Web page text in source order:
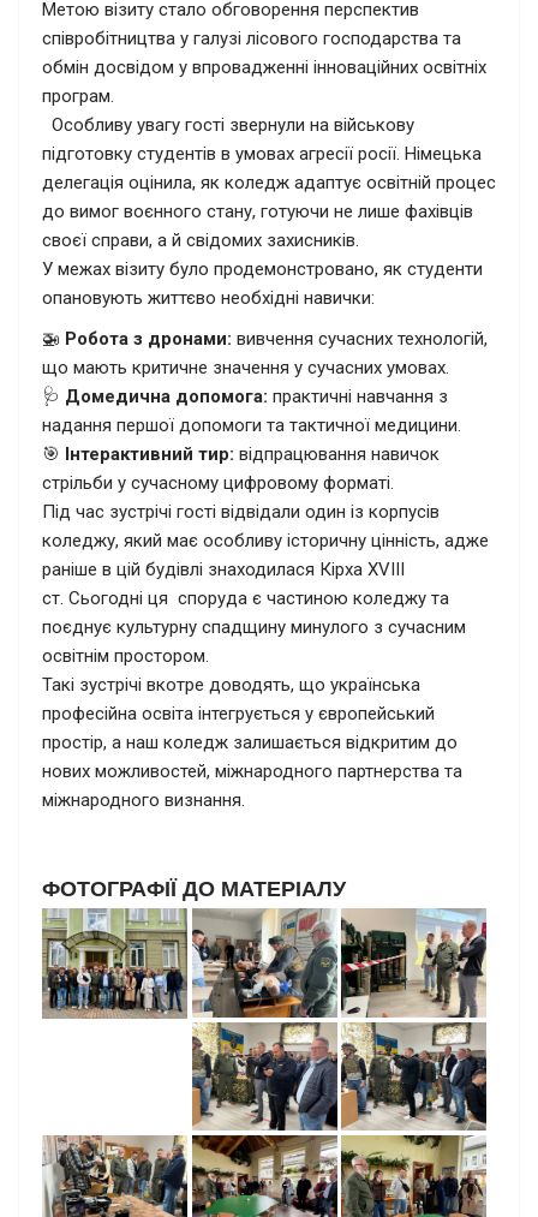
Метою візиту стало обговорення перспектив
співробітництва у галузі лісового господарства та
обмін досвідом у впровадженні інноваційних освітніх
програм.
Особливу увагу гості звернули на військову
підготовку студентів в умовах агресії росії. Німецька
делегація оцінила, як коледж адаптує освітній процес
до вимог воєнного стану, готуючи не лише фахівців
своєї справи, а й свідомих захисників.
У межах візиту було продемонстровано, як студенти
опановують життєво необхідні навички:
🚁 Робота з дронами: вивчення сучасних технологій,
що мають критичне значення у сучасних умовах.
🩺 Домедична допомога: практичні навчання з
надання першої допомоги та тактичної медицини.
🎯 Інтерактивний тир: відпрацювання навичок
стрільби у сучасному цифровому форматі.
Під час зустрічі гості відвідали один із корпусів
коледжу, який має особливу історичну цінність, адже
раніше в цій будівлі знаходилася Кірха XVIII
ст. Сьогодні ця споруда є частиною коледжу та
поєднує культурну спадщину минулого з сучасним
освітнім простором.
Такі зустрічі вкотре доводять, що українська
професійна освіта інтегрується у європейський
простір, а наш коледж залишається відкритим до
нових можливостей, міжнародного партнерства та
міжнародного визнання.
ФОТОГРАФІЇ ДО МАТЕРІАЛУ